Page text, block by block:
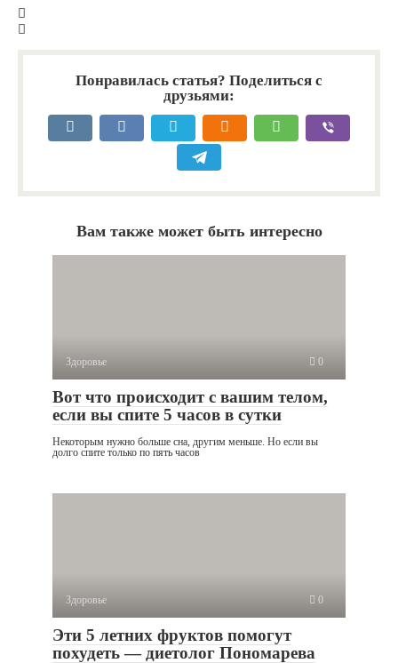
Понравилась статья? Поделиться с
друзьями:
Вам также может быть интересно
Здоровье 0
Вот что происходит с вашим телом,
если вы спите 5 часов в сутки
Некоторым нужно больше сна, другим меньше. Но если вы
долго спите только по пять часов
Здоровье 0
Эти 5 летних фруктов помогут
похудеть — диетолог Пономарева